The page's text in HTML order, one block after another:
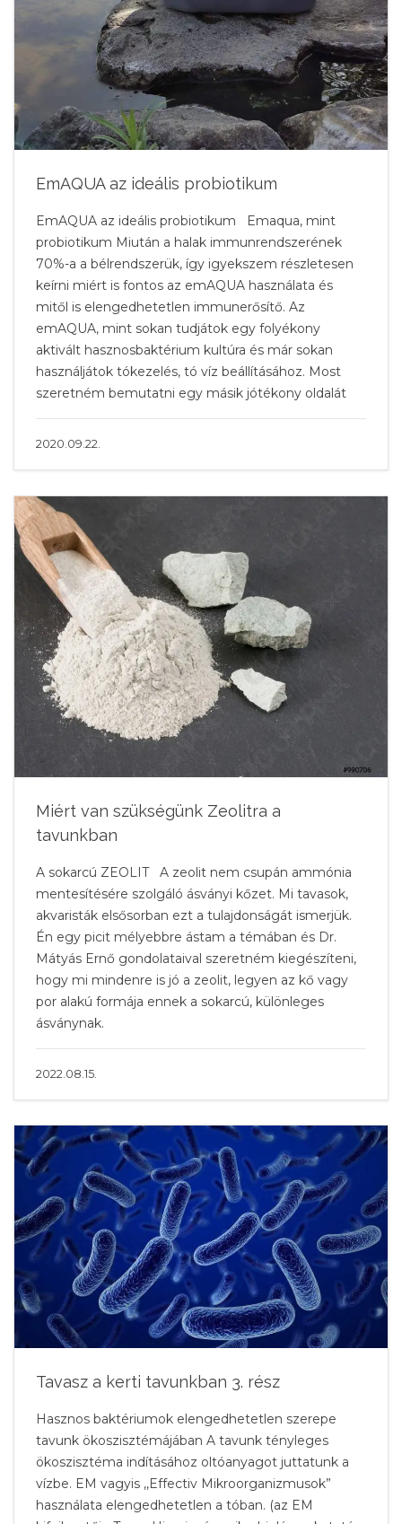
Miért van szükségünk Zeolitra a
tavunkban
A sokarcú ZEOLIT A zeolit nem csupán ammónia
mentesítésére szolgáló ásványi kőzet. Mi tavasok,
akvaristák elsősorban ezt a tulajdonságát ismerjük.
Én egy picit mélyebbre ástam a témában és Dr.
Mátyás Ernő gondolataival szeretném kiegészíteni,
hogy mi mindenre is jó a zeolit, legyen az kő vagy
por alakú formája ennek a sokarcú, különleges
ásványnak.
2022.08.15.
EmAQUA az ideális probiotikum
EmAQUA az ideális probiotikum Emaqua, mint
probiotikum Miután a halak immunrendszerének
70%-a a bélrendszerük, így igyekszem részletesen
keírni miért is fontos az emAQUA használata és
mitől is elengedhetetlen immunerősítő. Az
emAQUA, mint sokan tudjátok egy folyékony
aktivált hasznosbaktérium kultúra és már sokan
használjátok tókezelés, tó víz beállításához. Most
szeretném bemutatni egy másik jótékony oldalát
2020.09.22.
Tavasz a kerti tavunkban 3. rész
Hasznos baktériumok elengedhetetlen szerepe
tavunk ökoszisztémájában A tavunk tényleges
ökoszisztéma indításához oltóanyagot juttatunk a
vízbe. EM vagyis ,,Effectiv Mikroorganizmusok”
használata elengedhetetlen a tóban. (az EM